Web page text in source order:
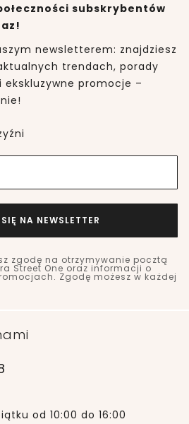
subskrybentów
newsletterem: znajdziesz
trendach, porady
promocje –
NA NEWSLETTER
zgodę na otrzymywanie pocztą
Street One oraz informacji o
Zgodę możesz w każdej
od 10:00 do 16:00